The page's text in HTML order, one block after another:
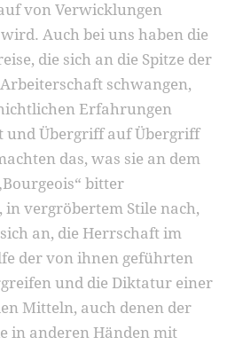
von Verwicklungen
Auch bei uns haben die
die sich an die Spitze der
schwangen,
Erfahrungen
und Übergriff auf Übergriff
das, was sie an dem
bitter
in vergröbertem Stile nach,
an, die Herrschaft im
der von ihnen geführten
und die Diktatur einer
Mitteln, auch denen der
in anderen Händen mit